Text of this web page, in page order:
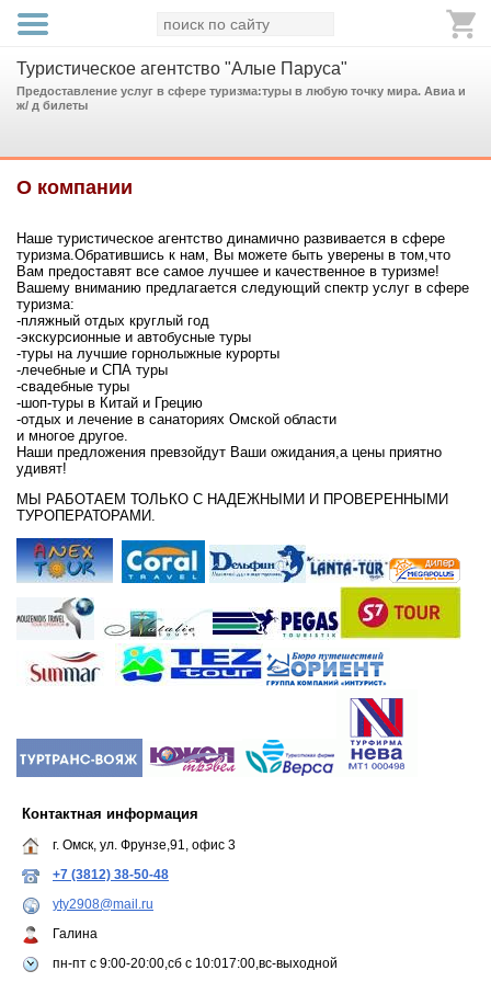
Туристическое агентство "Алые Паруса"
Предоставление услуг в сфере туризма:туры в любую точку мира. Авиа и
ж/ д билеты
О компании
Наше туристическое агентство динамично развивается в сфере
туризма.Обратившись к нам, Вы можете быть уверены в том,что
Вам предоставят все самое лучшее и качественное в туризме!
Вашему вниманию предлагается следующий спектр услуг в сфере
туризма:
-пляжный отдых круглый год
-экскурсионные и автобусные туры
-туры на лучшие горнолыжные курорты
-лечебные и СПА туры
-свадебные туры
-шоп-туры в Китай и Грецию
-отдых и лечение в санаториях Омской области
и многое другое.
Наши предложения превзойдут Ваши ожидания,а цены приятно
удивят!
МЫ РАБОТАЕМ ТОЛЬКО С НАДЕЖНЫМИ И ПРОВЕРЕННЫМИ
ТУРОПЕРАТОРАМИ.
Контактная информация
г. Омск, ул. Фрунзе,91, офис 3
+7 (3812) 38-50-48
yty2908@mail.ru
Галина
пн-пт с 9:00-20:00,сб с 10:017:00,вс-выходной